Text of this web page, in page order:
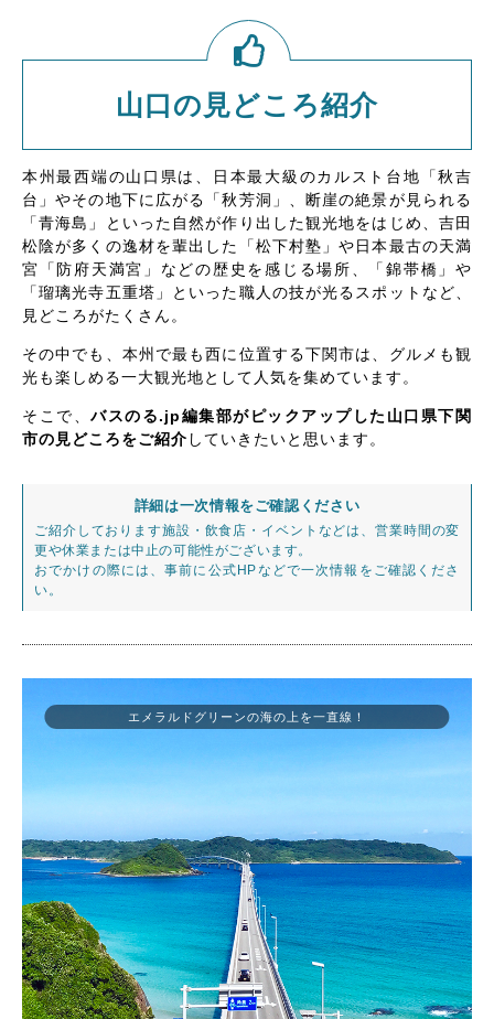
山口の見どころ紹介
本州最西端の山口県は、日本最大級のカルスト台地「秋吉
台」やその地下に広がる「秋芳洞」、断崖の絶景が見られる
「青海島」といった自然が作り出した観光地をはじめ、吉田
松陰が多くの逸材を輩出した「松下村塾」や日本最古の天満
宮「防府天満宮」などの歴史を感じる場所、「錦帯橋」や
「瑠璃光寺五重塔」といった職人の技が光るスポットなど、
見どころがたくさん。
その中でも、本州で最も西に位置する下関市は、グルメも観
光も楽しめる一大観光地として人気を集めています。
そこで、バスのる.jp編集部がピックアップした山口県下関
市の見どころをご紹介 していきたいと思います。
詳細は一次情報をご確認ください
ご紹介しております施設・飲食店・イベントなどは、営業時間の変
更や休業または中止の可能性がございます。
おでかけの際には、事前に公式HPなどで一次情報をご確認くださ
い。
エメラルドグリーンの海の上を一直線！